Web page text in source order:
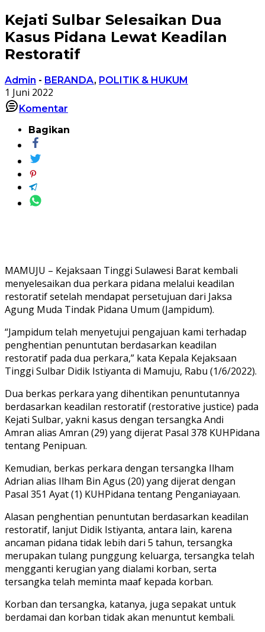
Kejati Sulbar Selesaikan Dua
Kasus Pidana Lewat Keadilan
Restoratif
Admin - BERANDA, POLITIK & HUKUM
1 Juni 2022
Komentar
Bagikan
MAMUJU – Kejaksaan Tinggi Sulawesi Barat kembali
menyelesaikan dua perkara pidana melalui keadilan
restoratif setelah mendapat persetujuan dari Jaksa
Agung Muda Tindak Pidana Umum (Jampidum).
“Jampidum telah menyetujui pengajuan kami terhadap
penghentian penuntutan berdasarkan keadilan
restoratif pada dua perkara,” kata Kepala Kejaksaan
Tinggi Sulbar Didik Istiyanta di Mamuju, Rabu (1/6/2022).
Dua berkas perkara yang dihentikan penuntutannya
berdasarkan keadilan restoratif (restorative justice) pada
Kejati Sulbar, yakni kasus dengan tersangka Andi
Amran alias Amran (29) yang dijerat Pasal 378 KUHPidana
tentang Penipuan.
Kemudian, berkas perkara dengan tersangka Ilham
Adrian alias Ilham Bin Agus (20) yang dijerat dengan
Pasal 351 Ayat (1) KUHPidana tentang Penganiayaan.
Alasan penghentian penuntutan berdasarkan keadilan
restoratif, lanjut Didik Istiyanta, antara lain, karena
ancaman pidana tidak lebih dari 5 tahun, tersangka
merupakan tulang punggung keluarga, tersangka telah
mengganti kerugian yang dialami korban, serta
tersangka telah meminta maaf kepada korban.
Korban dan tersangka, katanya, juga sepakat untuk
berdamai dan korban tidak akan menuntut kembali.